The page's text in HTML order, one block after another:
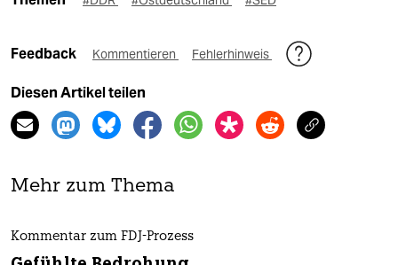
Feedback Kommentieren Fehlerhinweis
Diesen Artikel teilen
Mehr zum Thema
Kommentar zum FDJ-Prozess